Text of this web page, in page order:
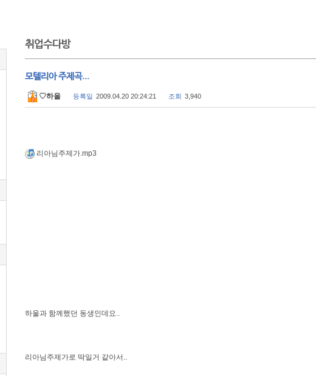
취업수다방
모텔리아 주제곡...
♡하울 등록일 2009.04.20 20:24:21 조회 3,940
리아님주제가.mp3
하울과 함께했던 동생인데요..
리아님주제가로 딱일거 같아서..